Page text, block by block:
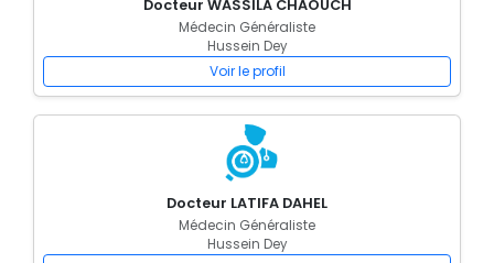
Docteur WASSILA CHAOUCH
Médecin Généraliste
Hussein Dey
Voir le profil
Docteur LATIFA DAHEL
Médecin Généraliste
Hussein Dey